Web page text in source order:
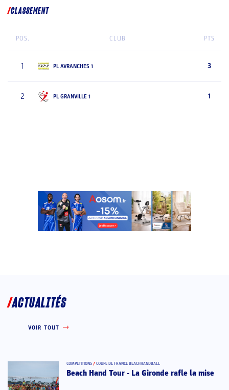
CLASSEMENT
POS. CLUB PTS
1 PL AVRANCHES 1 3
2 PL GRANVILLE 1 1
ACTUALITÉS
VOIR TOUT
COMPÉTITIONS / COUPE DE FRANCE BEACHHANDBALL
Beach Hand Tour - La Gironde rafle la mise